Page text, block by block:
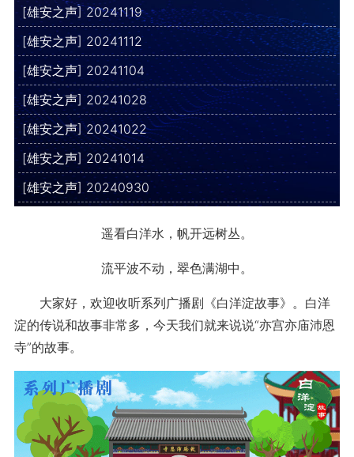
[雄安之声] 20241119
[雄安之声] 20241112
[雄安之声] 20241104
[雄安之声] 20241028
[雄安之声] 20241022
[雄安之声] 20241014
[雄安之声] 20240930
遥看白洋水，帆开远树丛。
流平波不动，翠色满湖中。
大家好，欢迎收听系列广播剧《白洋淀故事》。白洋
淀的传说和故事非常多，今天我们就来说说“亦宫亦庙沛恩
寺”的故事。